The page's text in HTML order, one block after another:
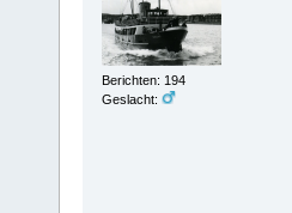
Berichten: 194
Geslacht: